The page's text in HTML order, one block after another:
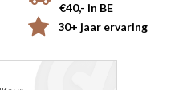
€40,- in BE
30+ jaar ervaring